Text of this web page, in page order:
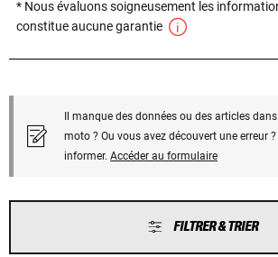
* Nous évaluons soigneusement les
constitue aucune garantie
Il manque des données ou des articles
moto ? Ou vous avez découvert une erreur
informer. Accéder au formulaire
FILTRER & TRIER